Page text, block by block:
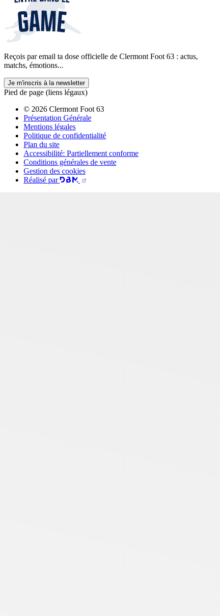
Reçois par email ta dose officielle de Clermont Foot 63 : actus,
matchs, émotions...
Je m'inscris à la newsletter
Pied de page (liens légaux)
© 2026 Clermont Foot 63
Présentation Générale
Mentions légales
Politique de confidentialité
Plan du site
Accessibilité: Partiellement conforme
Conditions générales de vente
Gestion des cookies
Réalisé par